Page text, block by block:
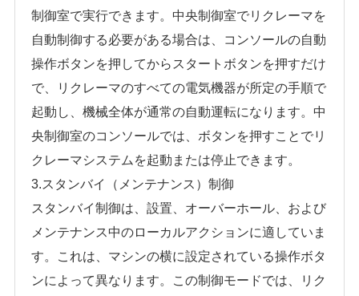
制御室で実行できます。中央制御室でリクレーマを
自動制御する必要がある場合は、コンソールの自動
操作ボタンを押してからスタートボタンを押すだけ
で、リクレーマのすべての電気機器が所定の手順で
起動し、機械全体が通常の自動運転になります。中
央制御室のコンソールでは、ボタンを押すことでリ
クレーマシステムを起動または停止できます。
3.スタンバイ（メンテナンス）制御
スタンバイ制御は、設置、オーバーホール、および
メンテナンス中のローカルアクションに適していま
す。これは、マシンの横に設定されている操作ボタ
ンによって異なります。この制御モードでは、リク